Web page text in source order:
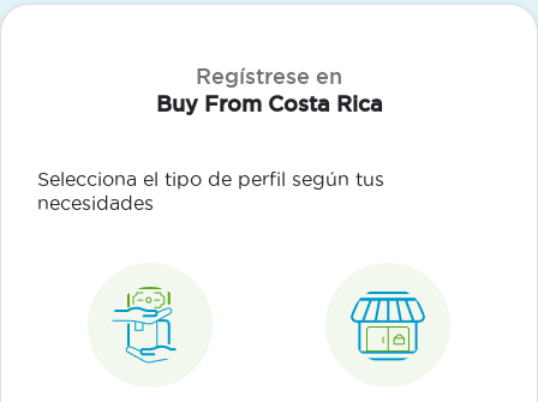
Regístrese en
Buy From Costa Rica
Selecciona el tipo de perfil según tus
necesidades